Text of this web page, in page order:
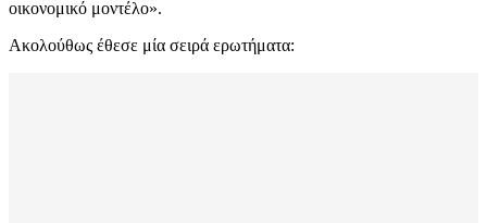
οικονομικό μοντέλο».
Ακολούθως έθεσε μία σειρά ερωτήματα: